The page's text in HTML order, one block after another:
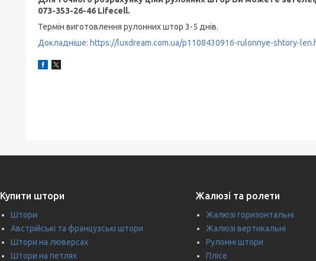
073-353-26-46 Lifecell.
Термін виготовлення рулонних штор 3-5 днів.
Докладніше: https://luxdream.com.ua/p1108430916-rulonnye-shtory-
Купити штори
Штори
Австрійські та французські штори
Штори на люверсах
Штори на петлях
Жалюзі та ролети
Жалюзі горизонтальні
Жалюзі вертикальні
Рулонні штори
Плісе